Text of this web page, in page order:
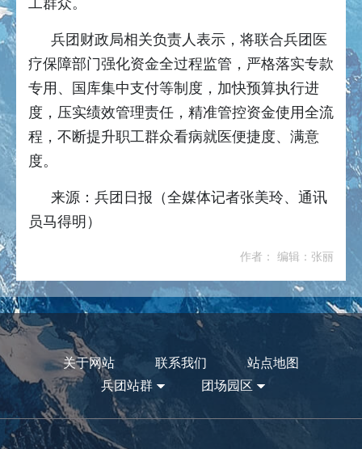
工群众。
兵团财政局相关负责人表示，将联合兵团医
疗保障部门强化资金全过程监管，严格落实专款
专用、国库集中支付等制度，加快预算执行进
度，压实绩效管理责任，精准管控资金使用全流
程，不断提升职工群众看病就医便捷度、满意
度。
来源：兵团日报（全媒体记者张美玲、通讯
员马得明）
作者： 编辑：张丽
关于网站 联系我们
站点地图
兵团站群
团场园区